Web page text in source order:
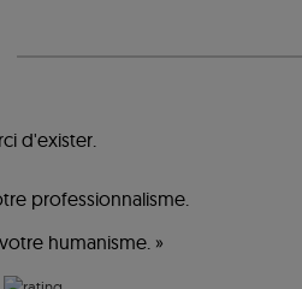
d'exister.
professionnalisme.
humanisme. »